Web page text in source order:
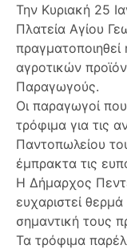
Την Κυριακή 25
Πλατεία Αγίου
αγροτικών
Παραγωγούς.
Οι παραγωγοί
τρόφιμα για τις
Παντοπωλείου
έμπρακτα τις
Η Δήμαρχος
ευχαριστεί
σημαντική τους
Τα τρόφιμα